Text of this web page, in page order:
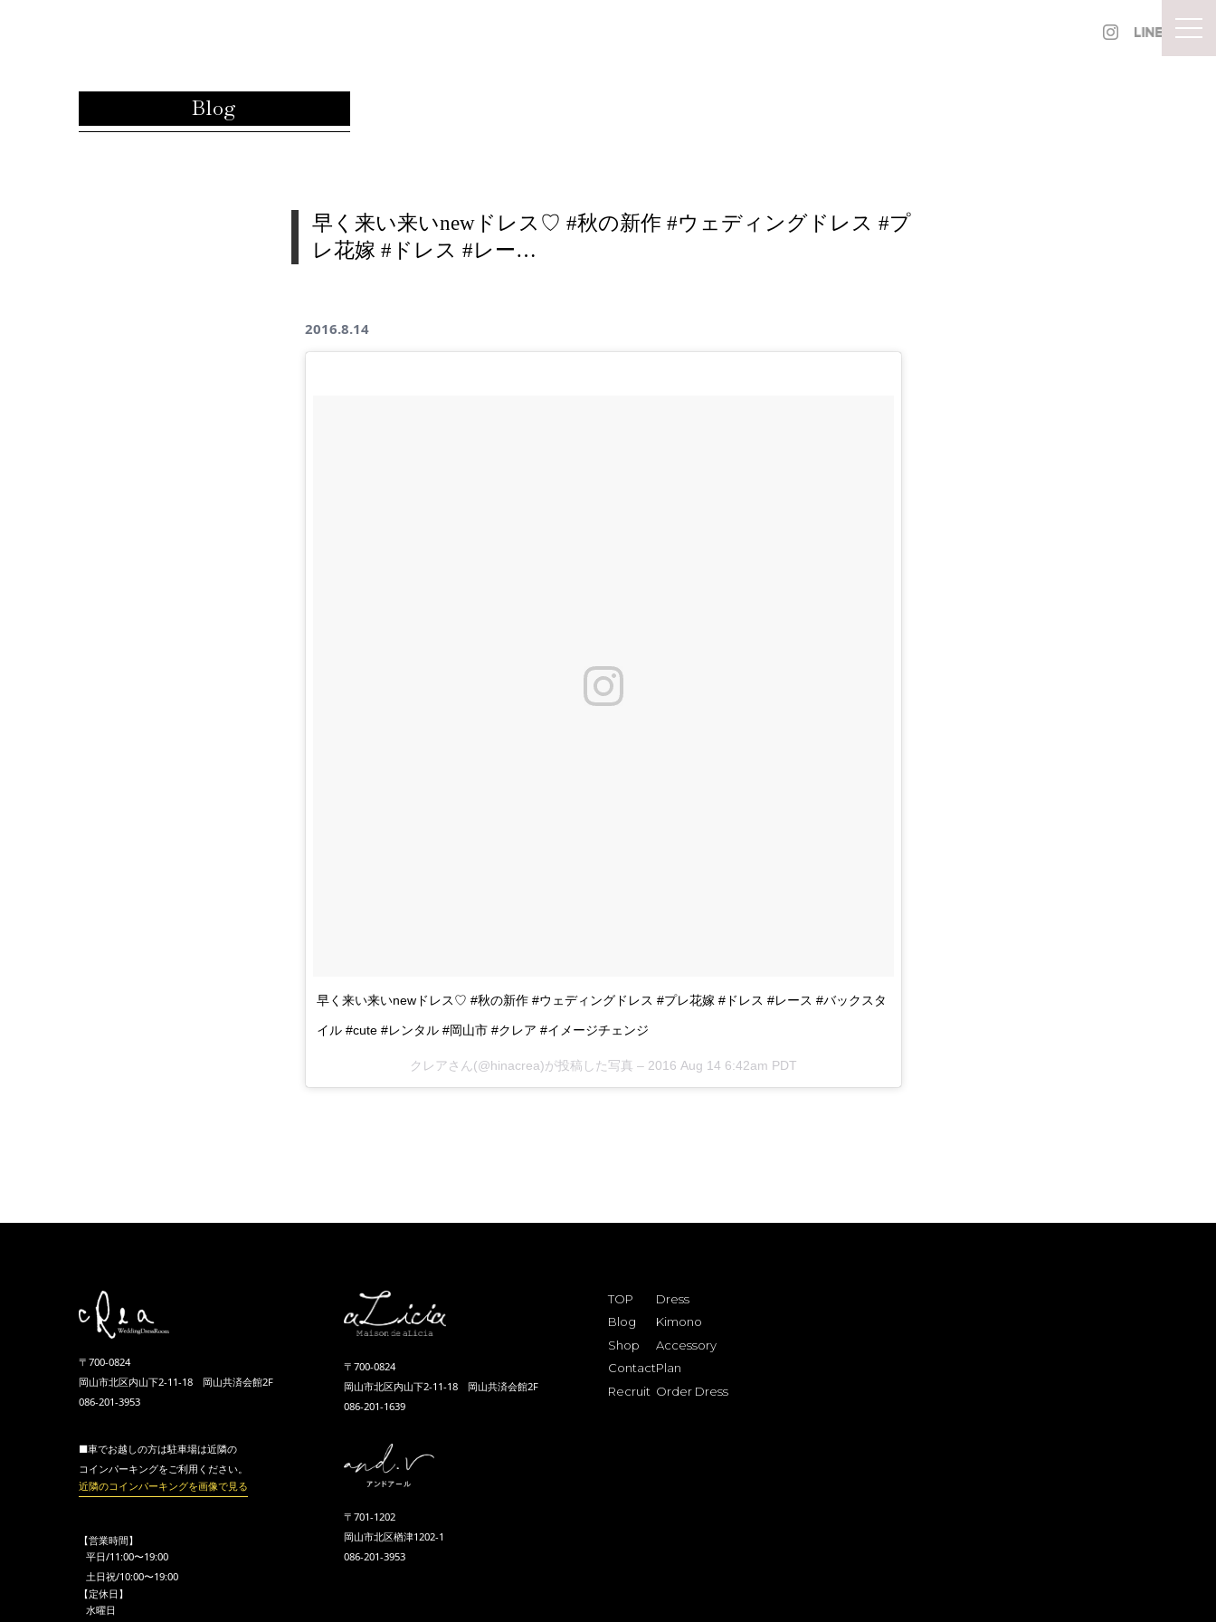
Blog
早く来い来いnewドレス♡ #秋の新作 #ウェディングドレス #プ
レ花嫁 #ドレス #レー…
2016.8.14
早く来い来いnewドレス♡ #秋の新作 #ウェディングドレス #プレ花嫁 #ドレス #レース #バックスタ
イル #cute #レンタル #岡山市 #クレア #イメージチェンジ
クレアさん(@hinacrea)が投稿した写真 – 2016 Aug 14 6:42am PDT
〒700-0824
岡山市北区内山下2-11-18 岡山共済会館2F
086-201-3953
■車でお越しの方は駐車場は近隣の
コインパーキングをご利用ください。
近隣のコインパーキングを画像で見る
【営業時間】
平日/11:00〜19:00
土日祝/10:00〜19:00
【定休日】
水曜日
〒700-0824
岡山市北区内山下2-11-18 岡山共済会館2F
086-201-1639
〒701-1202
岡山市北区楢津1202-1
086-201-3953
TOP
Blog
Shop
Contact
Recruit
Dress
Kimono
Accessory
Plan
Order Dress